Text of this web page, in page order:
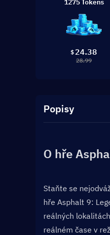
1275 Tokens
$ 24.38
28.99
Popisy
O hře
Staňte se
hře Asphalt 9:
reálných
reálném čase v